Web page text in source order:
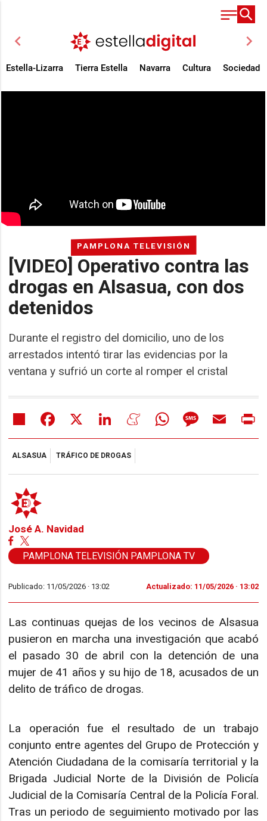
chevron_left chevron_right
Estella-Lizarra Tierra Estella Navarra Cultura Sociedad
PAMPLONA TELEVISIÓN
[VIDEO] Operativo contra las
drogas en Alsasua, con dos
detenidos
Durante el registro del domicilio, uno de los
arrestados intentó tirar las evidencias por la
ventana y sufrió un corte al romper el cristal
Share Facebook LinkedIn MeneameWhatsAppMessageEmail
ALSASUA TRÁFICO DE DROGAS
José A. Navidad
PAMPLONA TELEVISIÓN PAMPLONA TV
Publicado: 11/05/2026 · 13:02 Actualizado: 11/05/2026 · 13:02
Las continuas quejas de los vecinos de Alsasua
pusieron en marcha una investigación que acabó
el pasado 30 de abril con la detención de una
mujer de 41 años y su hijo de 18, acusados de un
delito de tráfico de drogas.
La operación fue el resultado de un trabajo
conjunto entre agentes del Grupo de Protección y
Atención Ciudadana de la comisaría territorial y la
Brigada Judicial Norte de la División de Policía
Judicial de la Comisaría Central de la Policía Foral.
Tras un periodo de seguimiento motivado por las